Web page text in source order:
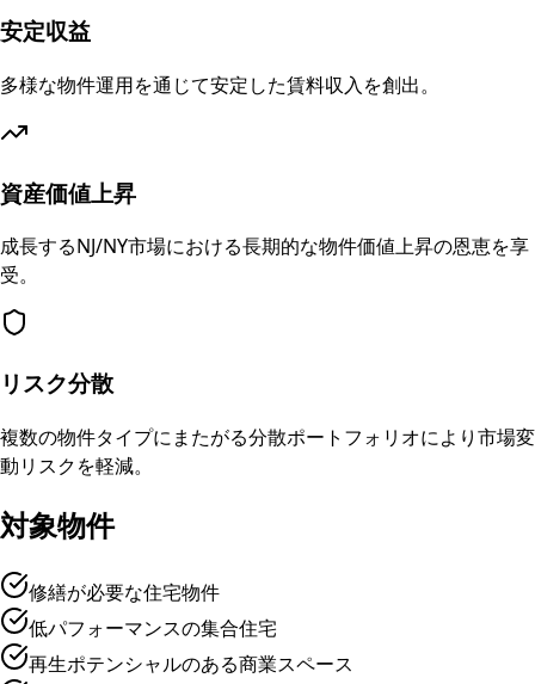
安定収益
多様な物件運用を通じて安定した賃料収入を創出。
資産価値上昇
成長するNJ/NY市場における長期的な物件価値上昇の恩恵を享
受。
リスク分散
複数の物件タイプにまたがる分散ポートフォリオにより市場変
動リスクを軽減。
対象物件
修繕が必要な住宅物件
低パフォーマンスの集合住宅
再生ポテンシャルのある商業スペース